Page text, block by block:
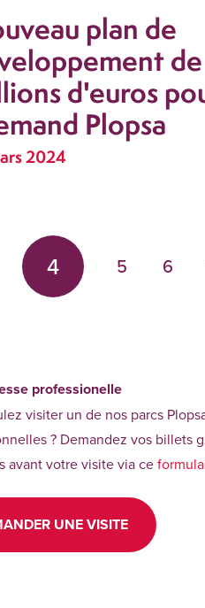
plan de
d'euros
Plopsa
2024
4 5 6
professionelle
visiter un de nos parcs
? Demandez vos billets
avant votre visite via ce
UNE VISITE